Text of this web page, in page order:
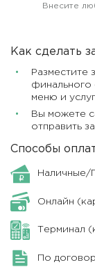
Внесите
Как сделать
Разместите
финального
меню и
Вы можете
отправить
Способы
Наличные/
Онлайн
Терминал
По